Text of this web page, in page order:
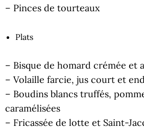
– Pinces de tourteaux
Plats
– Bisque de homard crémée et
– Volaille farcie, jus court et
– Boudins blancs truffés,
caramélisées
– Fricassée de lotte et Saint-